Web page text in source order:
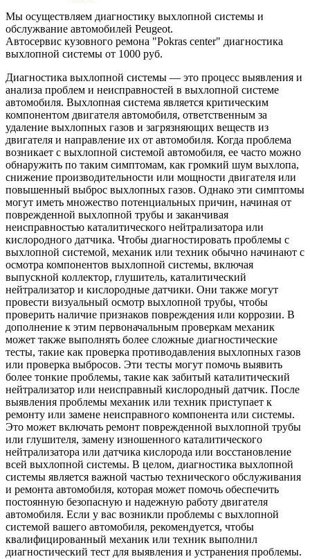
Мы осуществляем диагностику выхлопной системы и
обслужвание автомобилей Peugeot.
Автосервис кузовного ремона "Pokras center" диагностика
выхлопной системы от 1000 руб.
Диагностика выхлопной системы — это процесс выявления и
анализа проблем и неисправностей в выхлопной системе
автомобиля. Выхлопная система является критическим
компонентом двигателя автомобиля, ответственным за
удаление выхлопных газов и загрязняющих веществ из
двигателя и направление их от автомобиля. Когда проблема
возникает с выхлопной системой автомобиля, ее часто можно
обнаружить по таким симптомам, как громкий шум выхлопа,
снижение производительности или мощности двигателя или
повышенный выброс выхлопных газов. Однако эти симптомы
могут иметь множество потенциальных причин, начиная от
поврежденной выхлопной трубы и заканчивая
неисправностью каталитического нейтрализатора или
кислородного датчика. Чтобы диагностировать проблемы с
выхлопной системой, механик или техник обычно начинают с
осмотра компонентов выхлопной системы, включая
выпускной коллектор, глушитель, каталитический
нейтрализатор и кислородные датчики. Они также могут
провести визуальный осмотр выхлопной трубы, чтобы
проверить наличие признаков повреждения или коррозии. В
дополнение к этим первоначальным проверкам механик
может также выполнять более сложные диагностические
тесты, такие как проверка противодавления выхлопных газов
или проверка выбросов. Эти тесты могут помочь выявить
более тонкие проблемы, такие как забитый каталитический
нейтрализатор или неисправный кислородный датчик. После
выявления проблемы механик или техник приступает к
ремонту или замене неисправного компонента или системы.
Это может включать ремонт поврежденной выхлопной трубы
или глушителя, замену изношенного каталитического
нейтрализатора или датчика кислорода или восстановление
всей выхлопной системы. В целом, диагностика выхлопной
системы является важной частью технического обслуживания
и ремонта автомобиля, которая может помочь обеспечить
постоянную безопасную и надежную работу двигателя
автомобиля. Если у вас возникли проблемы с выхлопной
системой вашего автомобиля, рекомендуется, чтобы
квалифицированный механик или техник выполнил
диагностический тест для выявления и устранения проблемы.